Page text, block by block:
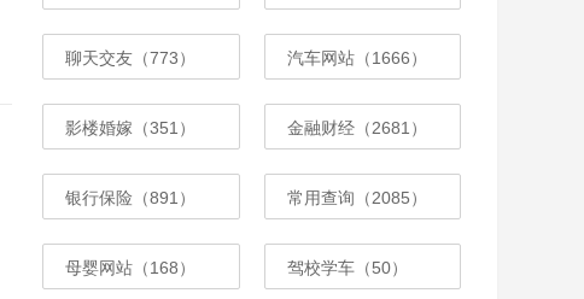
聊天交友（773） 汽车网站（1666）
影楼婚嫁（351） 金融财经（2681）
银行保险（891） 常用查询（2085）
母婴网站（168） 驾校学车（50）